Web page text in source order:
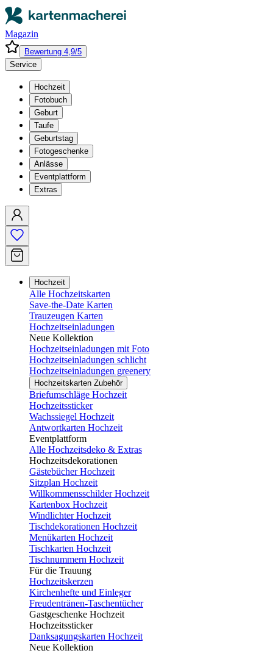
Magazin
Bewertung 4,9/5
Service
Hochzeit
Fotobuch
Geburt
Taufe
Geburtstag
Fotogeschenke
Anlässe
Eventplattform
Extras
Hochzeit
Alle Hochzeitskarten
Save-the-Date Karten
Trauzeugen Karten
Hochzeitseinladungen
Neue Kollektion
Hochzeitseinladungen mit Foto
Hochzeitseinladungen schlicht
Hochzeitseinladungen greenery
Hochzeitskarten Zubehör
Briefumschläge Hochzeit
Hochzeitssticker
Wachssiegel Hochzeit
Antwortkarten Hochzeit
Eventplattform
Alle Hochzeitsdeko & Extras
Hochzeitsdekorationen
Gästebücher Hochzeit
Sitzplan Hochzeit
Willkommensschilder Hochzeit
Kartenbox Hochzeit
Windlichter Hochzeit
Tischdekorationen Hochzeit
Menükarten Hochzeit
Tischkarten Hochzeit
Tischnummern Hochzeit
Für die Trauung
Hochzeitskerzen
Kirchenhefte und Einleger
Freudentränen-Taschentücher
Gastgeschenke Hochzeit
Hochzeitssticker
Danksagungskarten Hochzeit
Neue Kollektion